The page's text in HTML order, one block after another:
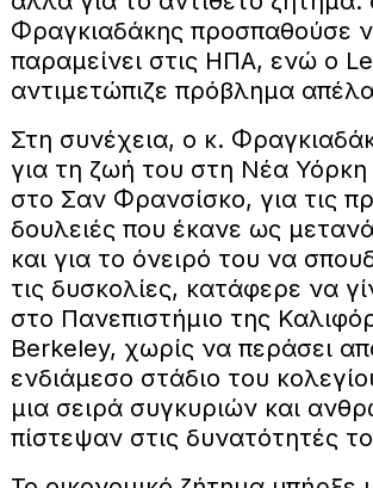
Φραγκιαδάκης προσπαθούσε
παραμείνει στις ΗΠΑ, ενώ ο
αντιμετώπιζε πρόβλημα
Στη συνέχεια, ο κ.
για τη ζωή του στη Νέα Υόρκη
στο Σαν Φρανσίσκο, για τις
δουλειές που έκανε ως
και για το όνειρό του να
τις δυσκολίες, κατάφερε να
στο Πανεπιστήμιο της
Berkeley, χωρίς να περάσει
ενδιάμεσο στάδιο του
μια σειρά συγκυριών και
πίστεψαν στις δυνατότητές